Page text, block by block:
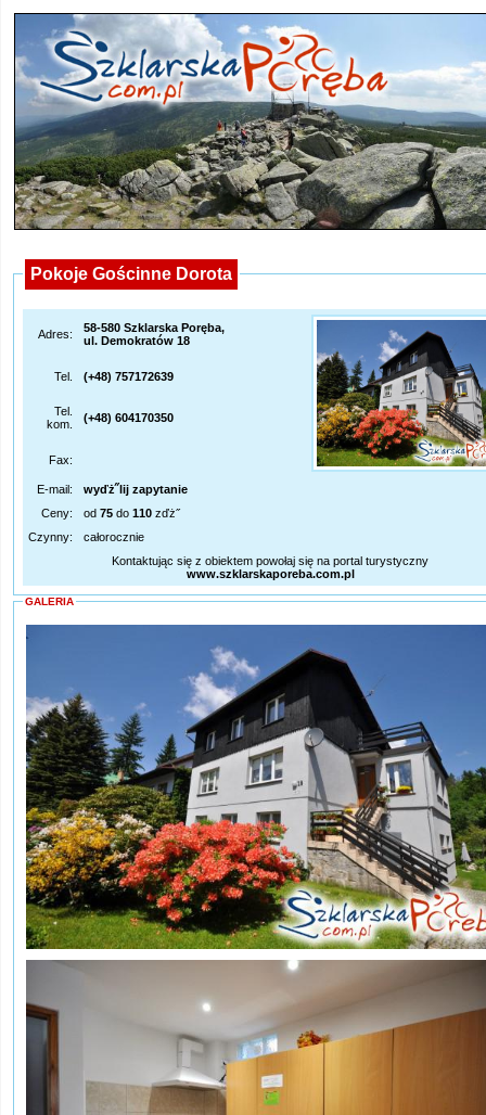
Pokoje Gościnne Dorota
Adres:
58-580 Szklarska Poręba,
ul. Demokratów 18
Tel. (+48) 757172639
Tel.
kom.
(+48) 604170350
Fax:
E-mail:
wyďż˝lij zapytanie
Ceny:
od 75 do 110 zďż˝
Czynny:
całorocznie
Kontaktując się z obiektem powołaj się na portal turystyczny
www.szklarskaporeba.com.pl
GALERIA